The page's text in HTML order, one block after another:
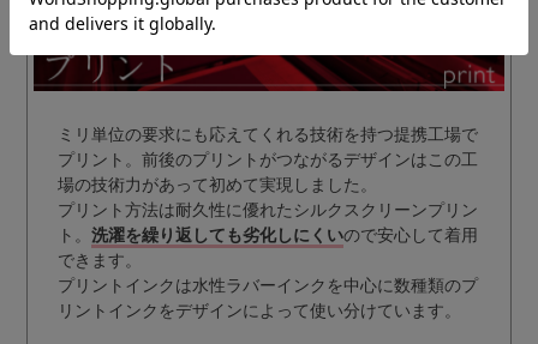
ミリ単位の要求にも応えてくれる技術を持つ提携工場で
プリント。前後のプリントがつながるデザインはこの工
場の技術力があって初めて実現しました。
プリント方法は耐久性に優れたシルクスクリーンプリン
ト。 洗濯を繰り返しても劣化しにくいので安心して着用
できます。
プリントインクは水性ラバーインクを中心に数種類のプ
リントインクをデザインによって使い分けています。